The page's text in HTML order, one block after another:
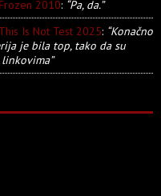
2010: “Pa, da.”
This Is Not Test 2025: “Konačno
je bila top, tako da su